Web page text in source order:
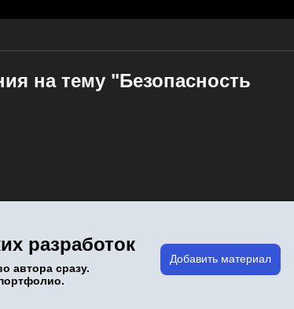
на тему "Безопасность
разработок
автора сразу.
Добавить материал